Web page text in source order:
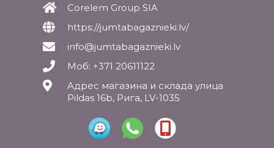
Corelem Group SIA
https://jumtabagaznieki.lv/
info@jumtabagaznieki.lv
Моб: +371 20611122
Адрес магазина и склада улица
Pildas 16b, Рига, LV-1035